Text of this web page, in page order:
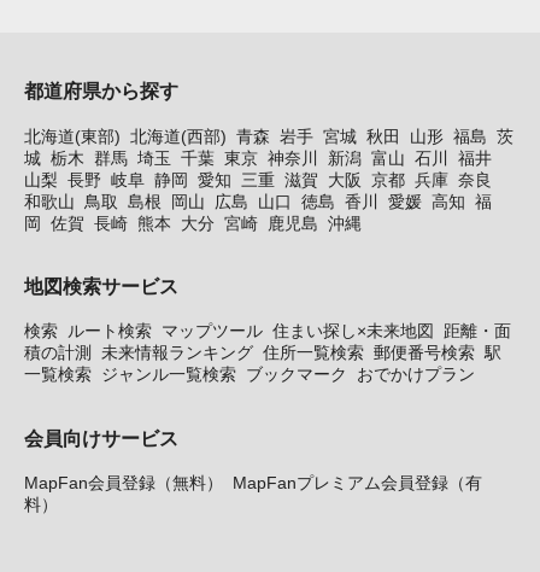
都道府県から探す
北海道(東部) 北海道(西部) 青森 岩手 宮城 秋田 山形 福島 茨
城 栃木 群馬 埼玉 千葉 東京 神奈川 新潟 富山 石川
福井
山梨 長野 岐阜 静岡 愛知 三重 滋賀 大阪 京都 兵庫 奈良
和歌山
鳥取 島根 岡山 広島 山口 徳島 香川 愛媛 高知 福
岡 佐賀 長崎 熊本 大分 宮崎 鹿児島 沖縄
地図検索サービス
検索 ルート検索 マップツール 住まい探し×未来地図
距離・面
積の計測
未来情報ランキング 住所一覧検索 郵便番号検索 駅
一覧検索 ジャンル一覧検索 ブックマーク おでかけプラン
会員向けサービス
MapFan会員登録（無料）
MapFanプレミアム会員登録（有
料）